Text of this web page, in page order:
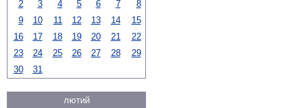
2
3 4 5 6 7
8
9
10 11 12 13 14
15
16
17 18 19 20 21
22
23
24 25 26 27 28
29
30
31
лютий